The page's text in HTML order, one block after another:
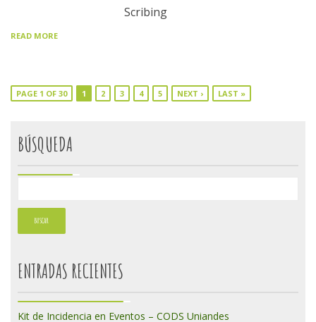
Scribing
READ MORE
PAGE 1 OF 30 1 2 3 4 5 NEXT › LAST »
BÚSQUEDA
ENTRADAS RECIENTES
Kit de Incidencia en Eventos – CODS Uniandes